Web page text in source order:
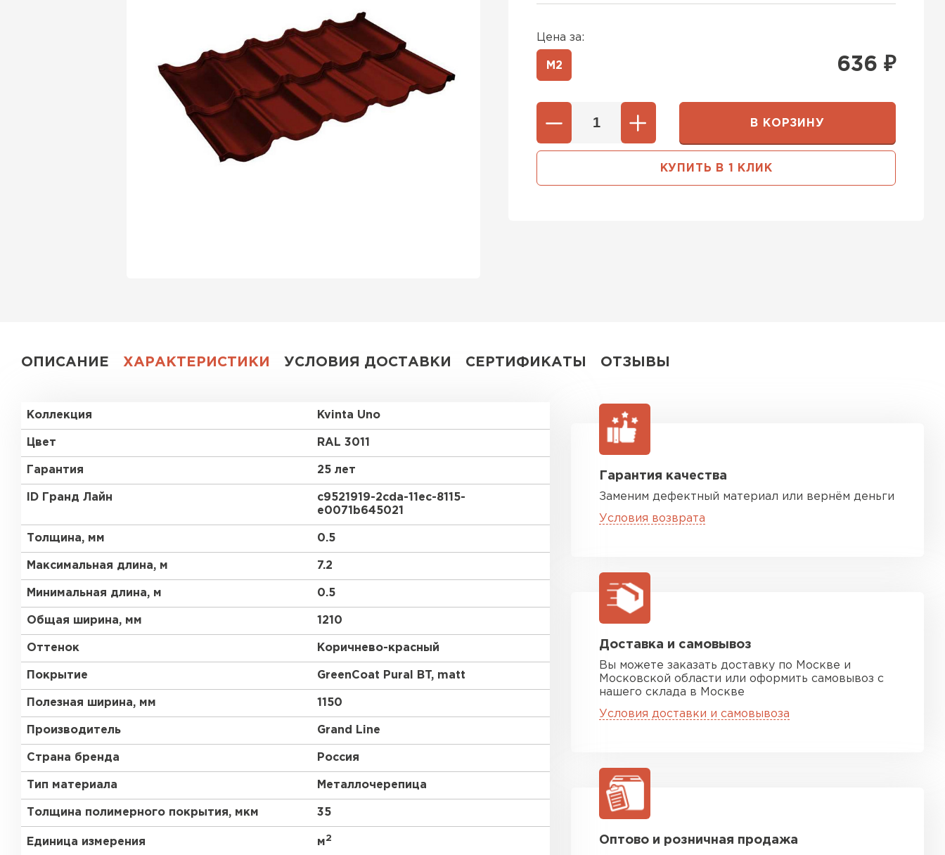
Цена за:
М2 636 ₽
В КОРЗИНУ
КУПИТЬ В 1 КЛИК
ОПИСАНИЕ ХАРАКТЕРИСТИКИ УСЛОВИЯ ДОСТАВКИ СЕРТИФИКАТЫ ОТЗЫВЫ
Коллекция Kvinta Uno
Цвет RAL 3011
Гарантия 25 лет
ID Гранд Лайн
c9521919-2cda-11ec-8115-
e0071b645021
Толщина, мм 0.5
Максимальная длина, м 7.2
Минимальная длина, м 0.5
Общая ширина, мм 1210
Оттенок Коричнево-красный
Покрытие GreenCoat Pural BT, matt
Полезная ширина, мм 1150
Производитель Grand Line
Страна бренда Россия
Тип материала Металлочерепица
Толщина полимерного покрытия, мкм 35
Единица измерения м2
Гарантия качества
Заменим дефектный материал или вернём деньги
Условия возврата
Доставка и самовывоз
Вы можете заказать доставку по Москве и
Московской области или оформить самовывоз с
нашего склада в Москве
Условия доставки и самовывоза
Оптово и розничная продажа